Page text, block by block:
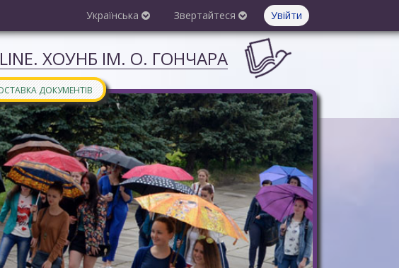
Українська Звертайтеся Увійти
ХОУНБ ІМ. О. ГОНЧАРА
ДОКУМЕНТІВ